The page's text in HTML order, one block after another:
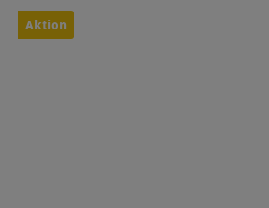
Bildergalerie überspringen
Aktion